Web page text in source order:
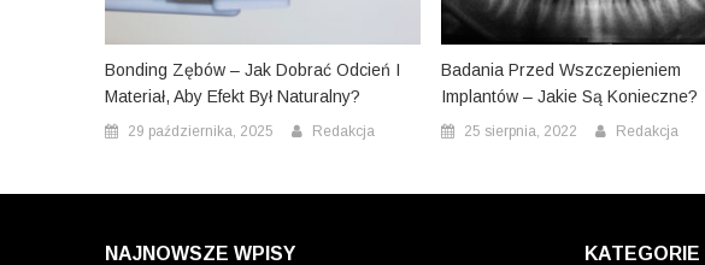
Bonding Zębów – Jak Dobrać Odcień I
Materiał, Aby Efekt Był Naturalny?
29 października, 2025 Redakcja
Badania Przed Wszczepieniem
Implantów – Jakie Są Konieczne?
25 sierpnia, 2022 Redakcja
NAJNOWSZE WPISY KATEGORIE